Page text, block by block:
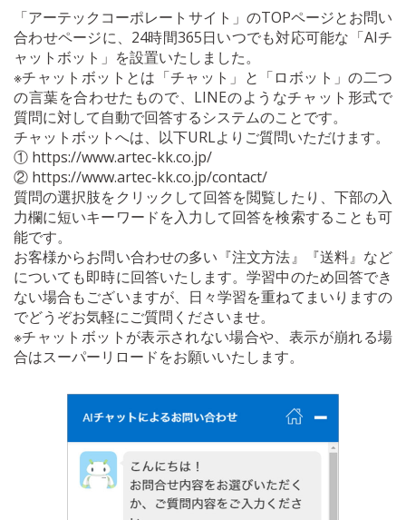
「アーテックコーポレートサイト」のTOPページとお問い
合わせページに、24時間365日いつでも対応可能な「AIチ
ャットボット」を設置いたしました。
※チャットボットとは「チャット」と「ロボット」の二つ
の言葉を合わせたもので、LINEのようなチャット形式で
質問に対して自動で回答するシステムのことです。
チャットボットへは、以下URLよりご質問いただけます。
① https://www.artec-kk.co.jp/
② https://www.artec-kk.co.jp/contact/
質問の選択肢をクリックして回答を閲覧したり、下部の入
力欄に短いキーワードを入力して回答を検索することも可
能です。
お客様からお問い合わせの多い『注文方法』『送料』など
についても即時に回答いたします。学習中のため回答でき
ない場合もございますが、日々学習を重ねてまいりますの
でどうぞお気軽にご質問くださいませ。
※チャットボットが表示されない場合や、表示が崩れる場
合はスーパーリロードをお願いいたします。